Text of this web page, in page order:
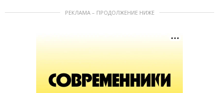
РЕКЛАМА – ПРОДОЛЖЕНИЕ НИЖЕ